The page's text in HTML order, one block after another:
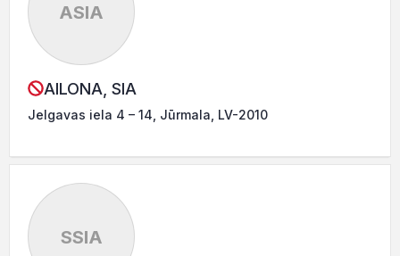
ASIA
AILONA, SIA
Jelgavas iela 4 – 14, Jūrmala, LV-2010
SSIA